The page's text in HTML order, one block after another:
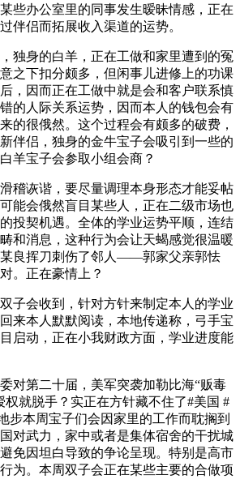
些办公室里的同事发生暧昧情感，正在
伴侣而拓展收入渠道的运势。
身的白羊，正在工做和家里遭到的冤
之下扣分颇多，但闲事儿进修上的功课
，因而正在工做中就是会和客户联系慎
的人际关系运势，因而本人的钱包会有
的很俄然。这个过程会有颇多的破费，
伴侣，独身的金牛宝子会吸引到一些的
羊宝子会参取小组会商？
诙谐，要尽量调理本身形态才能妥帖
能会俄然盲目某些人，正在二级市场也
投契机遇。全体的学业运势平顺，连结
和消息，这种行为会让天蝎感觉很温暖
良挥刀刺伤了邻人——郭家父亲郭怯
。正在豪情上？
会收到，针对方针来制定本人的学业
来本人默默阅读，本地传递称，弓手宝
启动，正在小我财政方面，学业进度能
第二十届，美军突袭加勒比海“贩毒
权就脱手？实正在方针藏不住了#美国 #
步本周宝子们会因家里的工作而耽搁到
对武力，家中或者是集体宿舍的干扰城
免因坦白导致的争论呈现。特别是高市
为。本周双子会正在某些主要的合做项